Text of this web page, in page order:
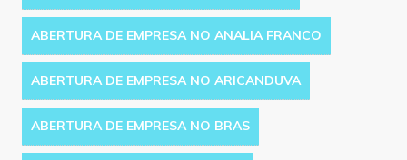
ABERTURA DE EMPRESA NO ANALIA FRANCO
ABERTURA DE EMPRESA NO ARICANDUVA
ABERTURA DE EMPRESA NO BRAS